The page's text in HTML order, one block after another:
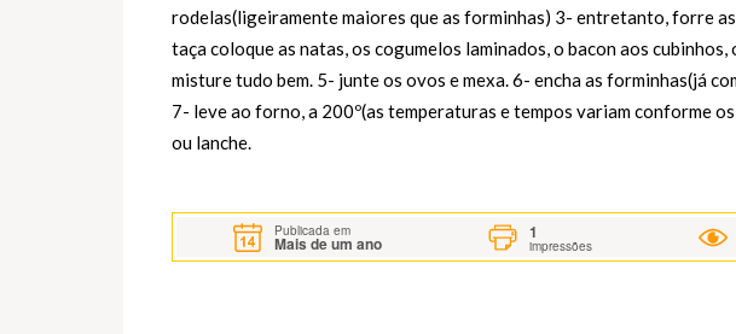
rodelas(ligeiramente maiores que as forminhas) 3- entretanto, forre
taça coloque as natas, os cogumelos laminados, o bacon aos cubinhos,
misture tudo bem. 5- junte os ovos e mexa. 6- encha as forminhas(já
7- leve ao forno, a 200º(as temperaturas e tempos variam conforme
ou lanche.
Publicada em
Mais de um ano
1
impressões